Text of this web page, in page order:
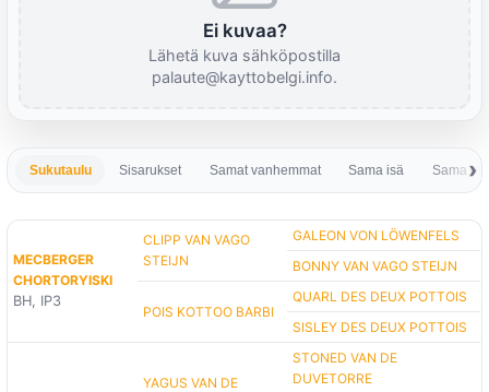
Ei kuvaa?
Lähetä kuva sähköpostilla
palaute@kayttobelgi.info.
Sukutaulu Sisarukset Samat vanhemmat Sama isä Sama
MECBERGER
CHORTORYISKI
BH, IP3
CLIPP VAN VAGO
STEIJN
GALEON VON LÖWENFELS
BONNY VAN VAGO STEIJN
POIS KOTTOO BARBI
QUARL DES DEUX POTTOIS
SISLEY DES DEUX POTTOIS
YAGUS VAN DE
STONED VAN DE
DUVETORRE